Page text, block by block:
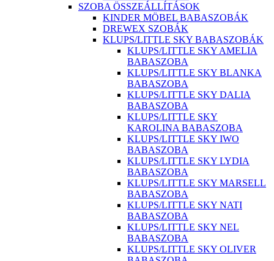
SZOBA ÖSSZEÁLLÍTÁSOK
KINDER MÖBEL BABASZOBÁK
DREWEX SZOBÁK
KLUPS/LITTLE SKY BABASZOBÁK
KLUPS/LITTLE SKY AMELIA
BABASZOBA
KLUPS/LITTLE SKY BLANKA
BABASZOBA
KLUPS/LITTLE SKY DALIA
BABASZOBA
KLUPS/LITTLE SKY
KAROLINA BABASZOBA
KLUPS/LITTLE SKY IWO
BABASZOBA
KLUPS/LITTLE SKY LYDIA
BABASZOBA
KLUPS/LITTLE SKY MARSELL
BABASZOBA
KLUPS/LITTLE SKY NATI
BABASZOBA
KLUPS/LITTLE SKY NEL
BABASZOBA
KLUPS/LITTLE SKY OLIVER